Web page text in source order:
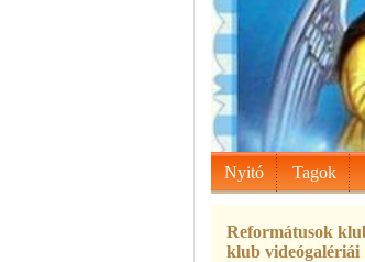
Nyitó Tagok
Reformátusok
klub videógalériái